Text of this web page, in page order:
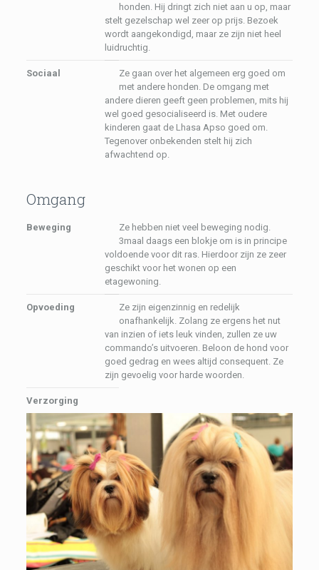
honden. Hij dringt zich niet aan u op, maar
stelt gezelschap wel zeer op prijs. Bezoek
wordt aangekondigd, maar ze zijn niet heel
luidruchtig.
Sociaal
Ze gaan over het algemeen erg goed om
met andere honden. De omgang met
andere dieren geeft geen problemen, mits hij
wel goed gesocialiseerd is. Met oudere
kinderen gaat de Lhasa Apso goed om.
Tegenover onbekenden stelt hij zich
afwachtend op.
Omgang
Beweging
Ze hebben niet veel beweging nodig.
3maal daags een blokje om is in principe
voldoende voor dit ras. Hierdoor zijn ze zeer
geschikt voor het wonen op een
etagewoning.
Opvoeding
Ze zijn eigenzinnig en redelijk
onafhankelijk. Zolang ze ergens het nut
van inzien of iets leuk vinden, zullen ze uw
commando’s uitvoeren. Beloon de hond voor
goed gedrag en wees altijd consequent. Ze
zijn gevoelig voor harde woorden.
Verzorging